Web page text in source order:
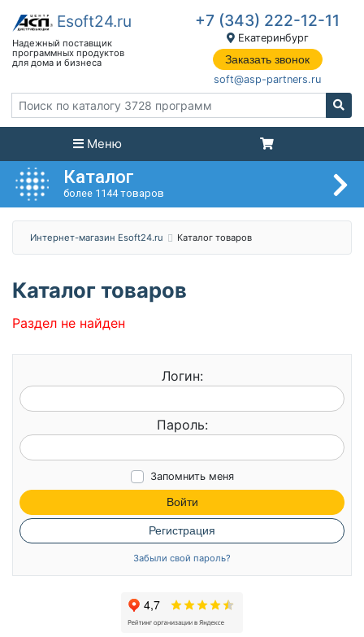
+7 (343) 222-12-11
Екатеринбург
Заказать звонок
soft@asp-partners.ru
Меню
Каталог
более 1144 товаров
Интернет-магазин Esoft24.ru Каталог товаров
Каталог товаров
Раздел не найден
Логин:
Пароль:
Запомнить меня
Войти
Регистрация
Забыли свой пароль?